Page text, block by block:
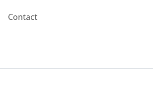
Contact